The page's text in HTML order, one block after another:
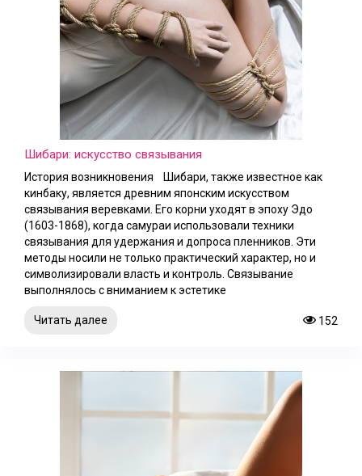
Шибари: искусство связывания
История возникновения Шибари, также известное как
кинбаку, является древним японским искусством
связывания веревками. Его корни уходят в эпоху Эдо
(1603-1868), когда самураи использовали техники
связывания для удержания и допроса пленников. Эти
методы носили не только практический характер, но и
символизировали власть и контроль. Связывание
выполнялось с вниманием к эстетике
Читать далее 152